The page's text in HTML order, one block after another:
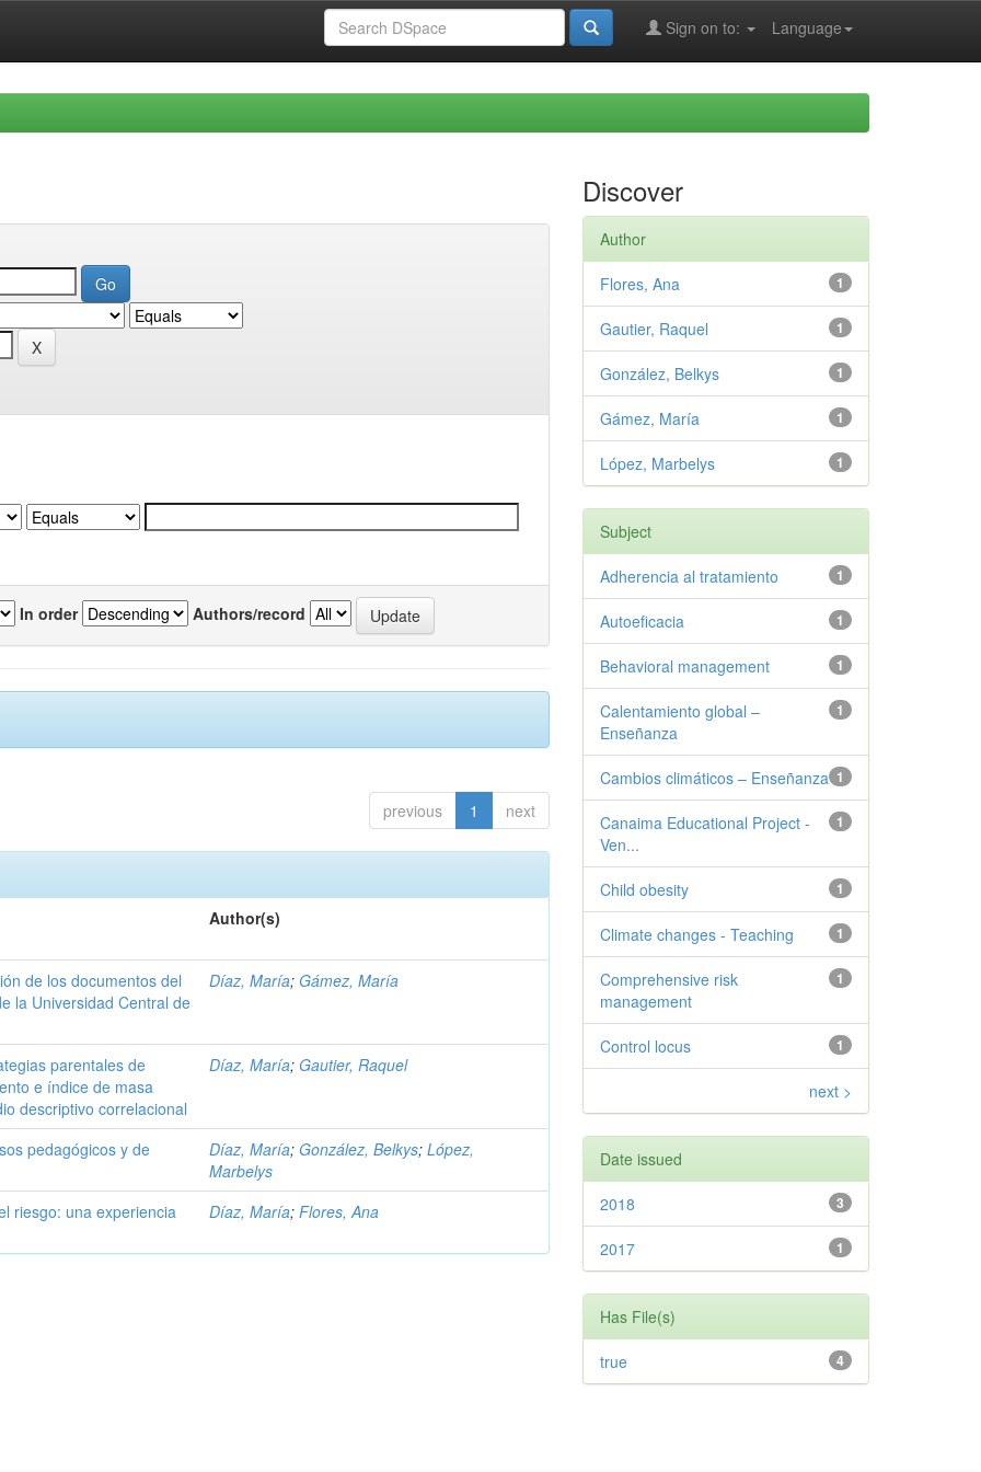
Language
Sign on to:
In order Authors/record
previous 1 next
Author(s)
de los documentos del
la Universidad Central de
Díaz, María; Gámez, María
parentales de
e índice de masa
descriptivo correlacional
Díaz, María; Gautier, Raquel
pedagógicos y de Díaz, María; González, Belkys;López,
Marbelys
riesgo: una experiencia
Díaz, María;Flores, Ana
Discover
Author
1
Flores, Ana
1
Gautier, Raquel
1
González, Belkys
1
Gámez, María
1
López, Marbelys
Subject
1
Adherencia al tratamiento
1
Autoeficacia
1
Behavioral management
1
Calentamiento global –
Enseñanza
1
Cambios climáticos – Enseñanza
1
Canaima Educational Project -
Ven...
1
Child obesity
1
Climate changes - Teaching
1
Comprehensive risk
management
1
Control locus
next >
Date issued
3
2018
1
2017
Has File(s)
4
true